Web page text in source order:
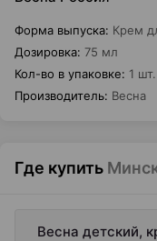
Форма выпуска: Крем
Дозировка: 75 мл
Кол-во в упаковке: 1 шт.
Производитель: Весна
Где купить
Весна детский,